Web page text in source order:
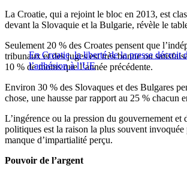
La Croatie, qui a rejoint le bloc en 2013, est
devant la Slovaquie et la Bulgarie, révèle le
En Croatie, la liberté de la presse décroit
l’adhésion à l’UE
Seulement 20 % des Croates pensent que
tribunaux et des juges est très bonne ou
10 % de moins que l’année précédente.
Environ 30 % des Slovaques et des Bulgares
chose, une hausse par rapport au 25 % chacun
L’ingérence ou la pression du gouvernement et
politiques est la raison la plus souvent
manque d’impartialité perçu.
Pouvoir de l’argent